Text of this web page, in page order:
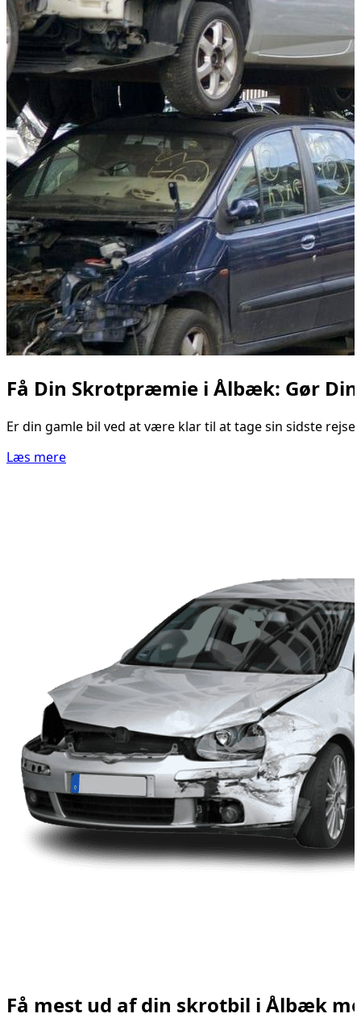
Få Din Skrotpræmie i Ålbæk: Gør
Er din gamle bil ved at være klar til at tage sin sidste
Læs mere
Få mest ud af din skrotbil i Ålbæk